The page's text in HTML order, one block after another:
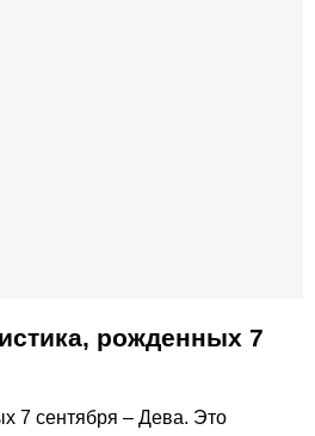
рожденных 7
7 сентября – Дева. Это